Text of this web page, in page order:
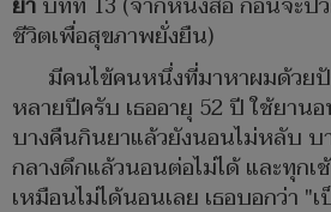
ชีวิตเพื่อสุขภาพยั่งยืน)
มีคนไข้คนหนึ่งที่มาหาผมด้ว
หลายปีครับ เธออายุ 52 ปี ใช้ยาน
บางคืนกินยาแล้วยังนอนไม่หลับ
กลางดึกแล้วนอนต่อไม่ได้ และทุกเ
เหมือนไม่ได้นอนเลย เธอบอกว่า